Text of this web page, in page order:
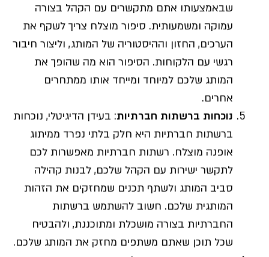
שבאמצעותו אתם מתקשרים עם הקהל בצורה
עמוקה ומשמעותית. סיפור מוצלח צריך לשקף את
הערכים, החזון וההיסטוריה של המותג, וליצור חיבור
רגשי עם הלקוחות. הסיפור הוא מה שהופך את
המותג שלכם למיוחד ומייחד אותו ממתחרים
אחרים.
נוכחות ברשתות חברתיות: בעידן הדיגיטלי, נוכחות
ברשתות חברתיות היא חלק בלתי נפרד ממיתוג
אופנה מוצלח. רשתות חברתיות מאפשרות לכם
לתקשר ישירות עם הקהל שלכם, לבנות קהילה
סביב המותג ולשתף תכנים שמחזקים את הזהות
המותגית שלכם. חשוב להשתמש ברשתות
החברתיות בצורה מושכלת ומתוכננת, ולהבטיח
שכל תוכן שאתם משתפים מחזק את המותג שלכם.